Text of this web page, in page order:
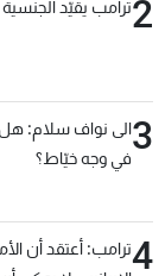
2ترامب يقيّد الجنسية
3الى نواف سلام:
في وجه خيّاط؟
4ترامب: أعتقد أن